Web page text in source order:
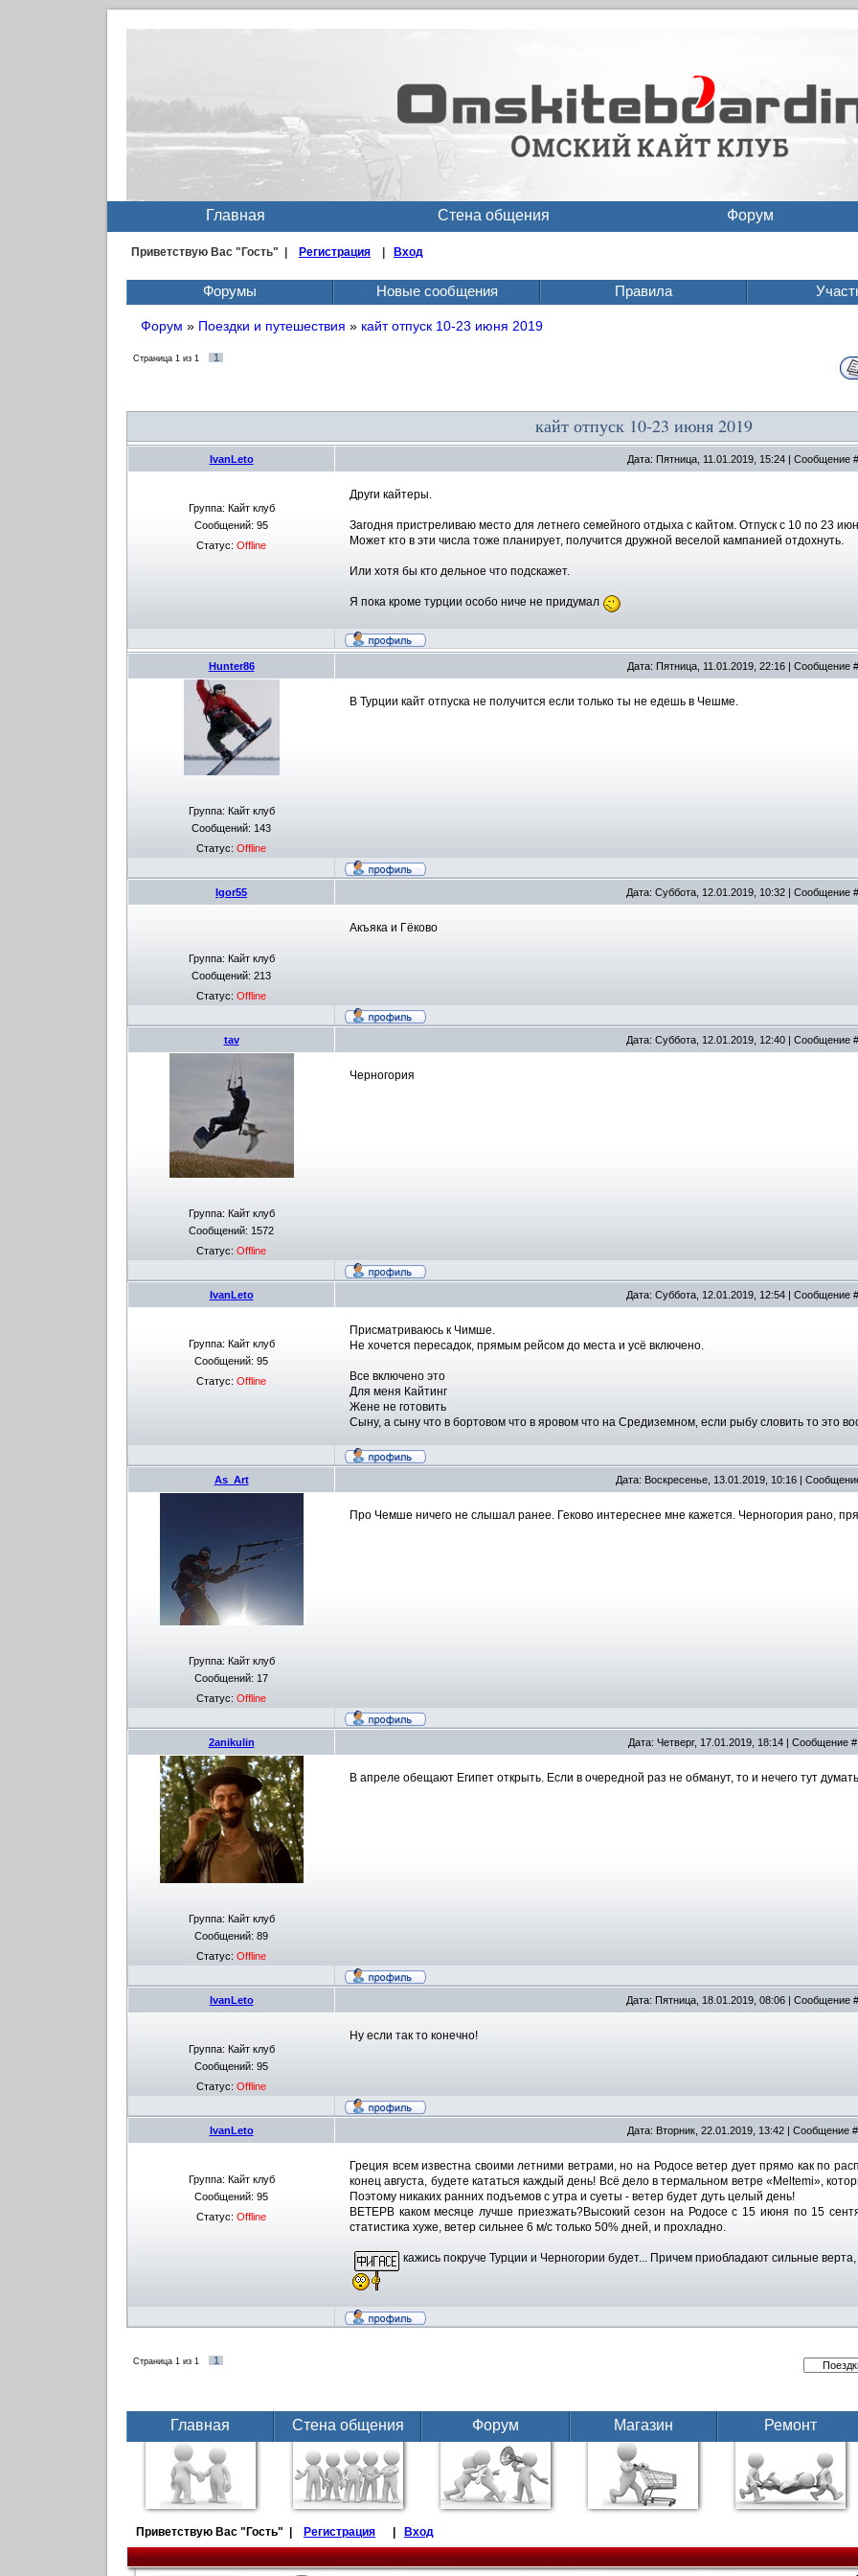
Главная Стена общения Форум
Приветствую Вас "Гость" | Регистрация Вход
Форумы Новые сообщения Правила
Форум » Поездки и путешествия » кайт отпуск 10-23 июня 2019
Страница 1 из 1 1
кайт отпуск 10-23 июня 2019
IvanLeto Дата: Пятница, 11.01.2019, 15:24 | Сообщение #
Группа: Кайт клуб
Сообщений: 95
Статус: Offline
Други кайтеры.
Загодня пристреливаю место для летнего семейного отдыха с кайтом. Отпуск с 10 по 23
Может кто в эти числа тоже планирует, получится дружной веселой кампанией отдохнуть.
Или хотя бы кто дельное что подскажет.
Я пока кроме турции особо ниче не придумал
Hunter86 Дата: Пятница, 11.01.2019, 22:16 | Сообщение #
Группа: Кайт клуб
Сообщений: 143
Статус: Offline
В Турции кайт отпуска не получится если только ты не едешь в Чешме.
Igor55 Дата: Суббота, 12.01.2019, 10:32 | Сообщение #
Группа: Кайт клуб
Сообщений: 213
Статус: Offline
Акъяка и Гёково
tav Дата: Суббота, 12.01.2019, 12:40 | Сообщение #
Группа: Кайт клуб
Сообщений: 1572
Статус: Offline
Черногория
IvanLeto Дата: Суббота, 12.01.2019, 12:54 | Сообщение #
Группа: Кайт клуб
Сообщений: 95
Статус: Offline
Присматриваюсь к Чимше.
Не хочется пересадок, прямым рейсом до места и усё включено.
Все включено это
Для меня Кайтинг
Жене не готовить
Сыну, а сыну что в бортовом что в яровом что на Средиземном, если рыбу словить то это
As_Art Дата: Воскресенье, 13.01.2019, 10:16 |
Группа: Кайт клуб
Сообщений: 17
Статус: Offline
Про Чемше ничего не слышал ранее. Геково интереснее мне кажется. Черногория рано,
2anikulin Дата: Четверг, 17.01.2019, 18:14 | Сообщение #
Группа: Кайт клуб
Сообщений: 89
Статус: Offline
В апреле обещают Египет открыть. Если в очередной раз не обманут, то и нечего тут думать
IvanLeto Дата: Пятница, 18.01.2019, 08:06 | Сообщение #
Группа: Кайт клуб
Сообщений: 95
Статус: Offline
Ну если так то конечно!
IvanLeto Дата: Вторник, 22.01.2019, 13:42 | Сообщение #
Группа: Кайт клуб
Сообщений: 95
Статус: Offline
Греция всем известна своими летними ветрами, но на Родосе ветер дует прямо как по
конец августа, будете кататься каждый день! Всё дело в термальном ветре «Meltemi»,
Поэтому никаких ранних подъемов с утра и суеты - ветер будет дуть целый день!
ВЕТЕРВ каком месяце лучше приезжать?Высокий сезон на Родосе с 15 июня по 15
статистика хуже, ветер сильнее 6 м/с только 50% дней, и прохладно.
кажись покруче Турции и Черногории будет... Причем приобладают сильные
Страница 1 из 1 1
Главная Стена общения Форум Магазин Ремонт
Приветствую Вас "Гость" | Регистрация Вход